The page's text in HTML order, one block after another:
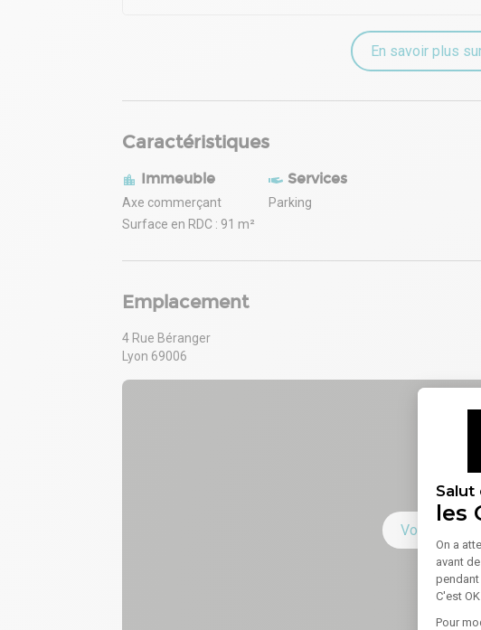
Salut
les
On a
avant
pendant
C'est
Pour
En savoir plus
Caractéristiques
Immeuble
Axe commerçant
Surface en RDC : 91 m²
Services
Parking
Emplacement
4 Rue Béranger
Lyon 69006
Voir sur la